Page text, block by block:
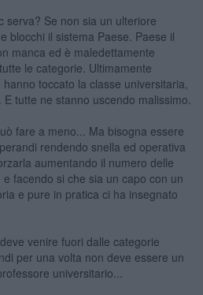
serva? Se non sia un ulteriore
blocchi il sistema Paese. Paese il
manca ed è maledettamente
le categorie. Ultimamente
toccato la classe universitaria,
tutte ne stanno uscendo malissimo.
fare a meno... Ma bisogna essere
rendendo snella ed operativa
aumentando il numero delle
facendo si che sia un capo con un
e pure in pratica ci ha insegnato
venire fuori dalle categorie
per una volta non deve essere un
universitario...